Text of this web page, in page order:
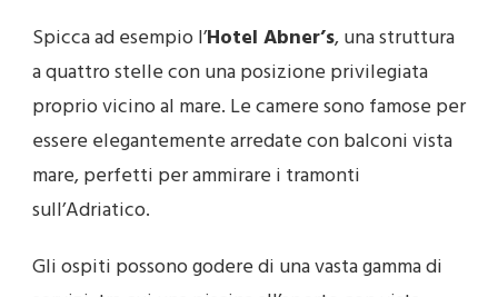
Spicca ad esempio l’Hotel Abner’s, una struttura
a quattro stelle con una posizione privilegiata
proprio vicino al mare. Le camere sono famose per
essere elegantemente arredate con balconi vista
mare, perfetti per ammirare i tramonti
sull’Adriatico.
Gli ospiti possono godere di una vasta gamma di